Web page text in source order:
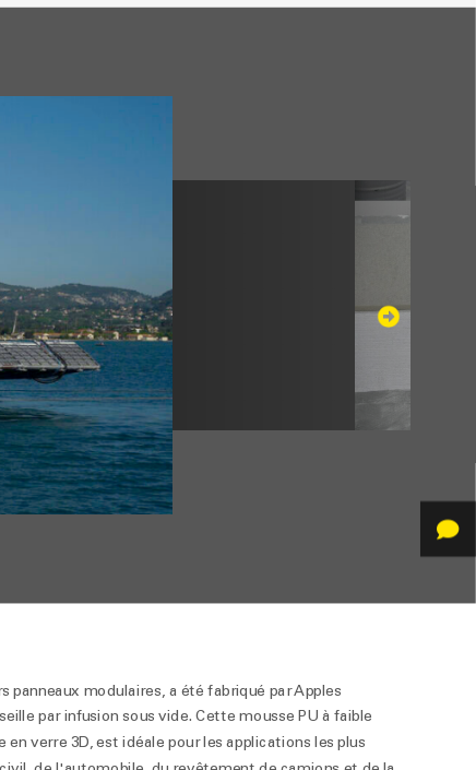
panneaux modulaires, a été fabriqué par Apples
par infusion sous vide. Cette mousse PU à faible
verre 3D, est idéale pour les applications les plus